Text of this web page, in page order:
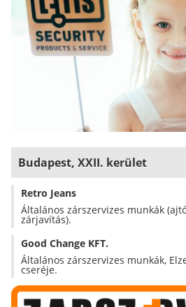
Budapest, XXII. kerület
Retro Jeans
Általános zárszervizes munkák
zárjavítás).
Good Change KFT.
Általános zárszervizes munkák,
cseréje.